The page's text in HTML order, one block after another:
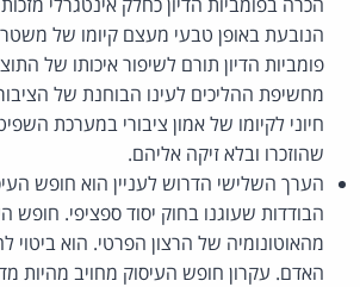
פומביות הדיון תורם לשיפור איכותו של
חיוני לקיומו של אמון ציבורי במערכת
שהוזכרו ובלא זיקה אליהם.
הערך השלישי הדרוש לעניין הוא חופש
הבודדות שעוגנו בחוק יסוד ספציפי. חופש
מהאוטונומיה של הרצון הפרטי. הוא
האדם. עקרון חופש העיסוק מחויב מהיות